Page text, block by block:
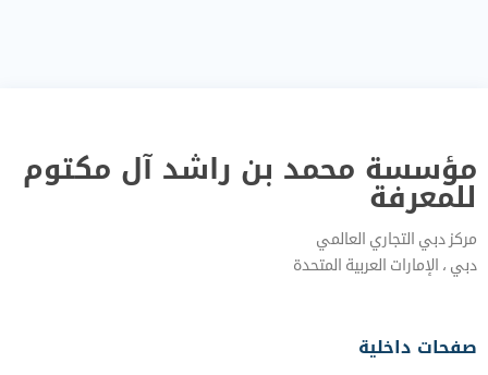
مؤسسة محمد بن راشد آل مكتوم
للمعرفة
مركز دبي التجاري العالمي
دبي‎ ، الإمارات العربية المتحدة‎
صفحات داخلية